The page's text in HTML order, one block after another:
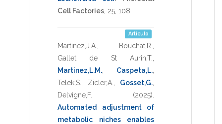
Cell Factories 25 108
Artículo
Martinez,J.A. Bouchat,R.
Gallet de St Aurin,T.
Martinez,L.M.
Caspeta,L.
Telek,S.
Zicler,A. Gosset,G.
Delvigne,F.
(2025)
Automated adjustment of
metabolic niches enables